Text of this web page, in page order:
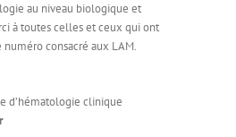
au niveau biologique et
à toutes celles et ceux qui ont
consacré aux LAM.
d’hématologie clinique